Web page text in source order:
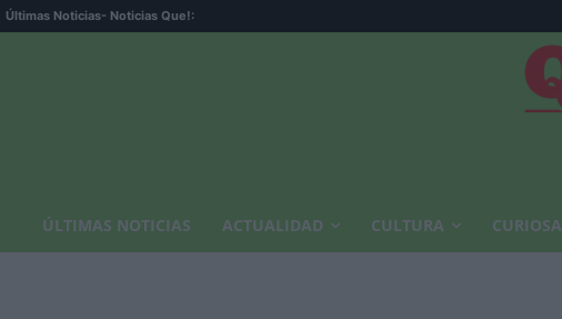
Últimas Noticias- Noticias Que!:
ÚLTIMAS NOTICIAS ACTUALIDAD CULTURA